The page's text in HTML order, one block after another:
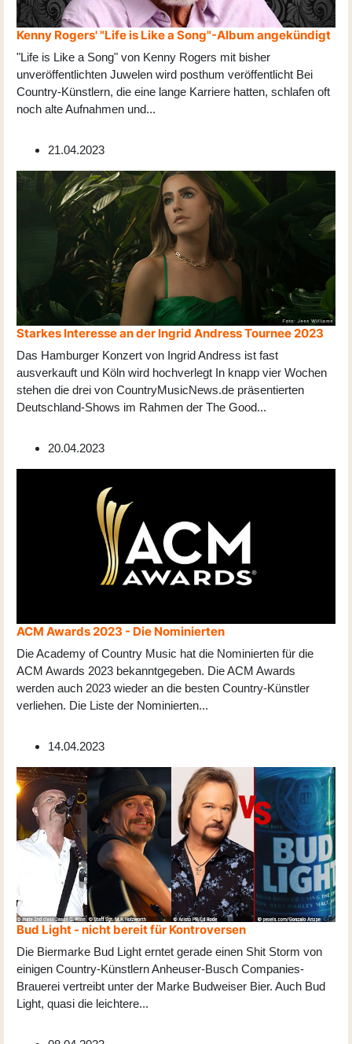
Kenny Rogers' "Life is Like a Song"-Album angekündigt
"Life is Like a Song" von Kenny Rogers mit bisher
unveröffentlichten Juwelen wird posthum veröffentlicht Bei
Country-Künstlern, die eine lange Karriere hatten, schlafen oft
noch alte Aufnahmen und...
21.04.2023
Starkes Interesse an der Ingrid Andress Tournee 2023
Das Hamburger Konzert von Ingrid Andress ist fast
ausverkauft und Köln wird hochverlegt In knapp vier Wochen
stehen die drei von CountryMusicNews.de präsentierten
Deutschland-Shows im Rahmen der The Good...
20.04.2023
ACM Awards 2023 - Die Nominierten
Die Academy of Country Music hat die Nominierten für die
ACM Awards 2023 bekanntgegeben. Die ACM Awards
werden auch 2023 wieder an die besten Country-Künstler
verliehen. Die Liste der Nominierten...
14.04.2023
Bud Light - nicht bereit für Kontroversen
Die Biermarke Bud Light erntet gerade einen Shit Storm von
einigen Country-Künstlern Anheuser-Busch Companies-
Brauerei vertreibt unter der Marke Budweiser Bier. Auch Bud
Light, quasi die leichtere...